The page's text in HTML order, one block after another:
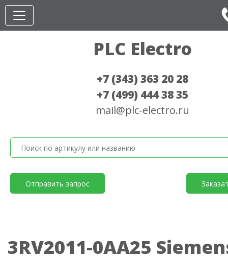
PLC Electro
+7 (343) 363 20 28
+7 (499) 444 38 35
mail@plc-electro.ru
Отправить запрос
3RV2011-0AA25